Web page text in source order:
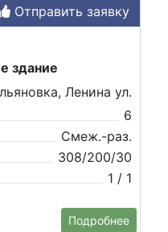
Отправить заявку
здание
Ленина ул.
6
Смеж.-раз.
308/200/30
1 / 1
Подробнее